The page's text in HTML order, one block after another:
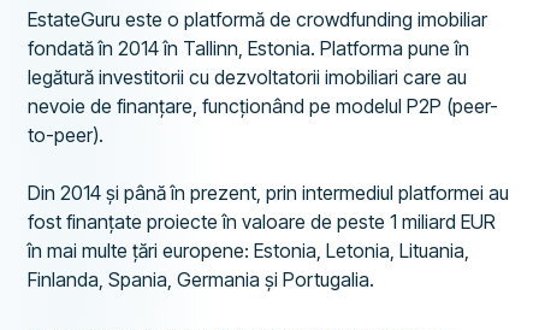
EstateGuru este o platformă de crowdfunding imobiliar
fondată în 2014 în Tallinn, Estonia. Platforma pune în
legătură investitorii cu dezvoltatorii imobiliari care au
nevoie de finanțare, funcționând pe modelul P2P (peer-
to-peer).
Din 2014 și până în prezent, prin intermediul platformei au
fost finanțate proiecte în valoare de peste 1 miliard EUR
în mai multe țări europene: Estonia, Letonia, Lituania,
Finlanda, Spania, Germania și Portugalia.